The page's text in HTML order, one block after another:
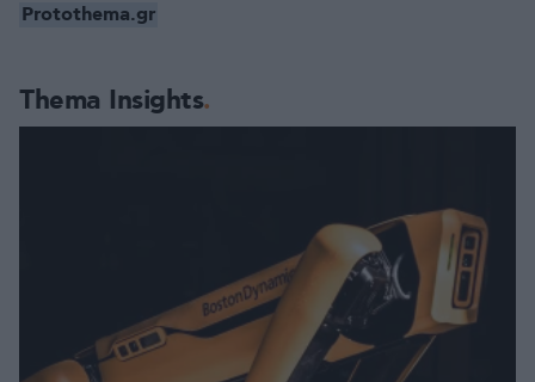
Thema Insights
Protothema.gr